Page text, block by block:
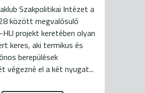
Szakpolitikai Intézet a
között megvalósuló
HU projekt keretében olyan
keres, aki termikus és
berepülések
végezné el a két nyugat...